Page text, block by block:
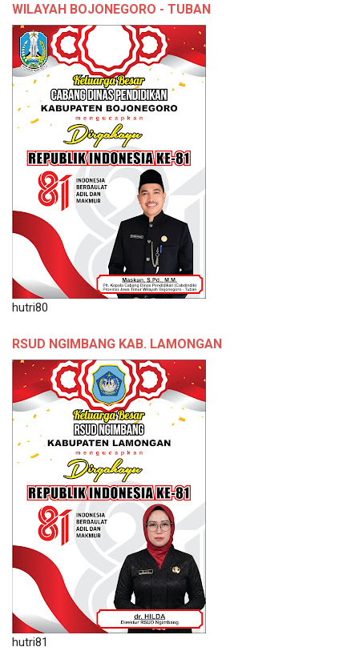
WILAYAH BOJONEGORO - TUBAN
hutri80
RSUD NGIMBANG KAB. LAMONGAN
hutri81